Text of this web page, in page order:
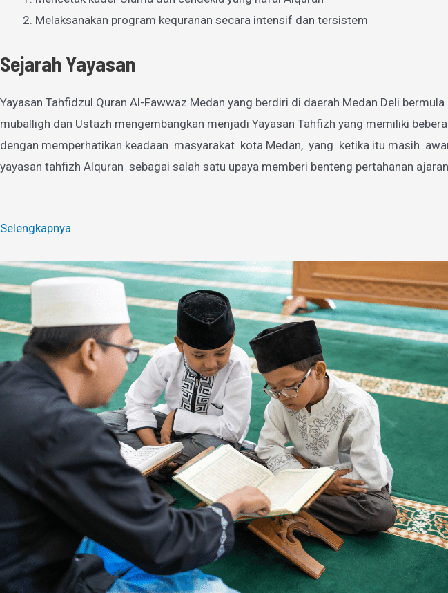
Melaksanakan program kequranan secara intensif dan tersistem
Sejarah Yayasan
Yayasan Tahfidzul Quran Al-Fawwaz Medan yang berdiri di daerah Medan Deli
muballigh dan Ustazh mengembangkan menjadi Yayasan Tahfizh yang memiliki
dengan memperhatikan keadaan masyarakat kota Medan, yang ketika itu masih
yayasan tahfizh Alquran sebagai salah satu upaya memberi benteng pertahanan
Selengkapnya